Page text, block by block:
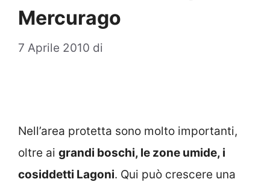
Mercurago
7 Aprile 2010 di
Nell’area protetta sono molto importanti,
oltre ai grandi boschi, le zone umide, i
cosiddetti Lagoni. Qui può crescere una